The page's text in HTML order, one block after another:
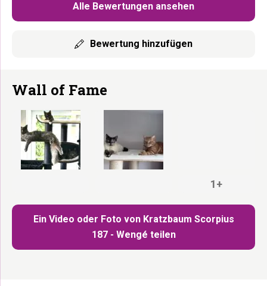
Alle Bewertungen ansehen
Bewertung hinzufügen
Wall of Fame
Ein Video oder Foto von Kratzbaum Scorpius
187 - Wengé teilen
1+